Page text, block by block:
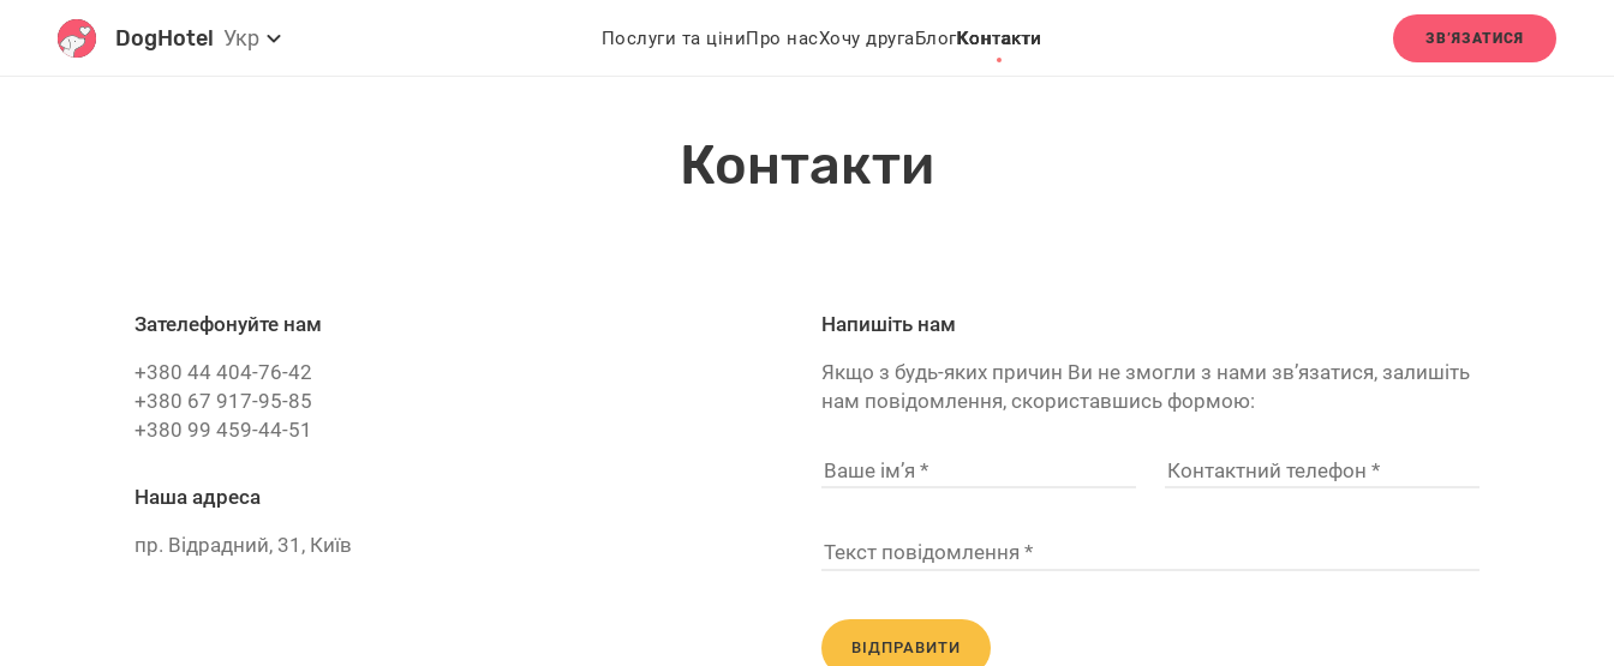
DogHotel Укр Послуги та ціниПро насХочу другаБлогКонтакти ЗВ’ЯЗАТИСЯ
Контакти
Зателефонуйте нам
+380 44 404-76-42
+380 67 917-95-85
+380 99 459-44-51
Наша адреса
пр. Відрадний, 31, Київ
Напишіть нам
Якщо з будь-яких причин Ви не змогли з нами зв’язатися, залишіть
нам повідомлення, скориставшись формою:
ВІДПРАВИТИ